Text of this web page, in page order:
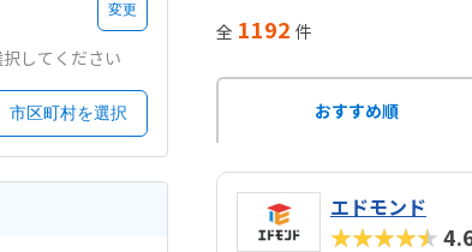
変更
してください
市区町村を選択
全 1192 件
おすすめ順
エドモンド
★★★★★